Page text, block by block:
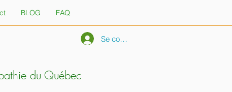
BLOG FAQ
Se connecter
du Québec